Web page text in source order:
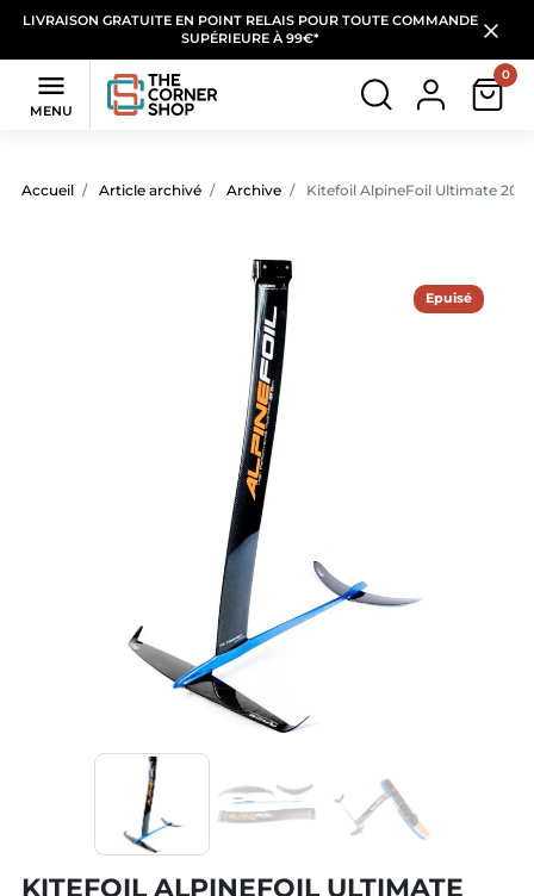
LIVRAISON GRATUITE EN POINT RELAIS POUR TOUTE COMMANDE
SUPÉRIEURE À 99€*

MENU
0
Accueil Article archivé Archive Kitefoil AlpineFoil Ultimate 2018
Epuisé
KITEFOIL ALPINEFOIL ULTIMATE